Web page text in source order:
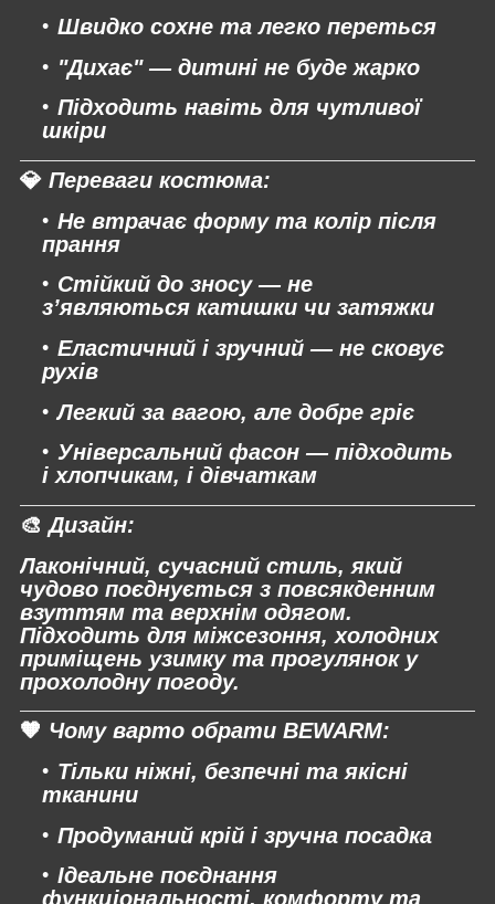
Швидко сохне та легко переться
"Дихає" — дитині не буде жарко
Підходить навіть для чутливої
шкіри
💎 Переваги костюма:
Не втрачає форму та колір після
прання
Стійкий до зносу— не
з’являються катишки чи затяжки
Еластичний і зручний — не сковує
рухів
Легкий за вагою, але добре гріє
Універсальний фасон — підходить
і хлопчикам, і дівчаткам
🎨 Дизайн:
Лаконічний, сучасний стиль, який
чудово поєднується з повсякденним
взуттям та верхнім одягом.
Підходить для міжсезоння, холодних
приміщень узимку та прогулянок у
прохолодну погоду.
🧡 Чому варто обрати BEWARM:
Тільки ніжні, безпечні та якісні
тканини
Продуманий крій і зручна посадка
Ідеальне поєднання
функціональності, комфорту та